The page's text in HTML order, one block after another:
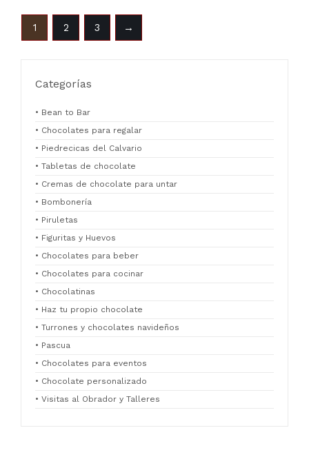
Categorías
• Bean to Bar
• Chocolates para regalar
• Piedrecicas del Calvario
• Tabletas de chocolate
• Cremas de chocolate para untar
• Bombonería
• Piruletas
• Figuritas y Huevos
• Chocolates para beber
• Chocolates para cocinar
• Chocolatinas
• Haz tu propio chocolate
• Turrones y chocolates navideños
• Pascua
• Chocolates para eventos
• Chocolate personalizado
• Visitas al Obrador y Talleres
1 2 3 →